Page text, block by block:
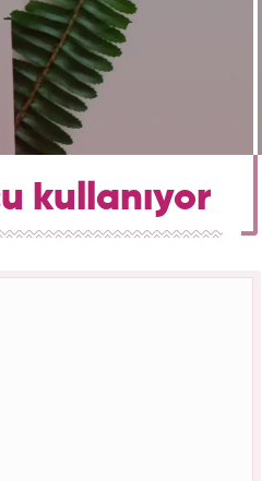
kullanıyor